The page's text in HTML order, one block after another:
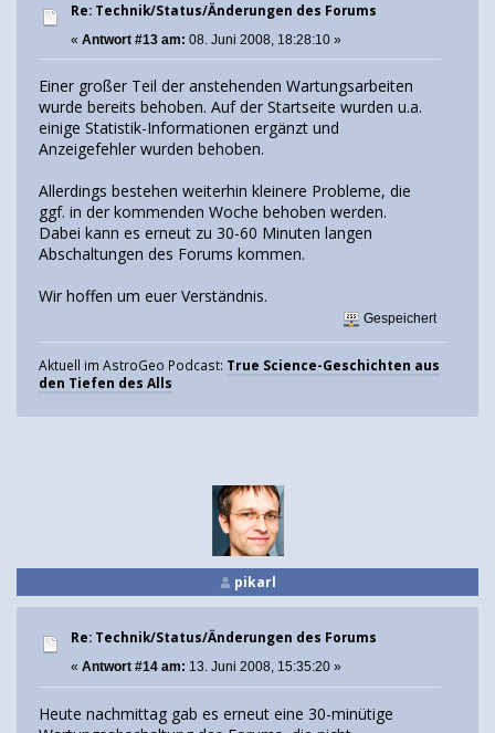
Re: Technik/Status/Änderungen des Forums
« Antwort #13 am: 08. Juni 2008, 18:28:10 »
Einer großer Teil der anstehenden Wartungsarbeiten
wurde bereits behoben. Auf der Startseite wurden u.a.
einige Statistik-Informationen ergänzt und
Anzeigefehler wurden behoben.
Allerdings bestehen weiterhin kleinere Probleme, die
ggf. in der kommenden Woche behoben werden.
Dabei kann es erneut zu 30-60 Minuten langen
Abschaltungen des Forums kommen.
Wir hoffen um euer Verständnis.
Gespeichert
Aktuell im AstroGeo Podcast: True Science-Geschichten aus
den Tiefen des Alls
pikarl
Re: Technik/Status/Änderungen des Forums
« Antwort #14 am: 13. Juni 2008, 15:35:20 »
Heute nachmittag gab es erneut eine 30-minütige